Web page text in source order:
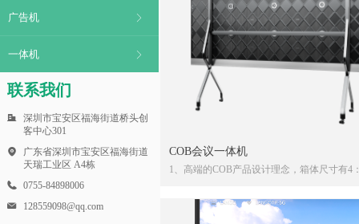
COB会议一体机
1、高端的COB产品设计理念，箱体尺寸有4
4、各种尺寸：108寸、110寸、135寸、
广告机 ꁕ
一体机 ꁕ
深圳市宝安区福海街道桥头创
客中心301
广东省深圳市宝安区福海街道
天瑞工业区 A4栋
0755-84898006
128559098@qq.com
联系我们